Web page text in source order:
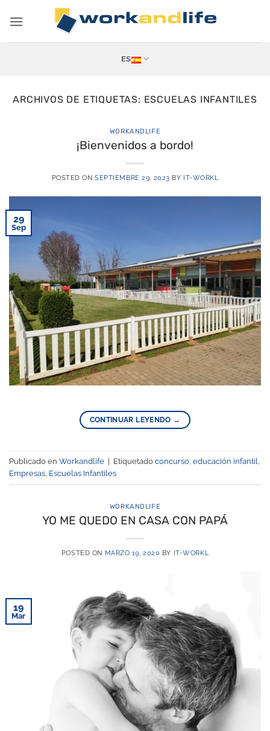
ES
ARCHIVOS DE ETIQUETAS: ESCUELAS INFANTILES
WORKANDLIFE
¡Bienvenidos a bordo!
POSTED ONSEPTIEMBRE 29, 2023 BY IT-WORKL
29
Sep
CONTINUAR LEYENDO →
Publicado en Workandlife | Etiquetado concurso educación infantil
Empresas Escuelas Infantiles
WORKANDLIFE
YO ME QUEDO EN CASA CON PAPÁ
POSTED ON MARZO 19, 2020 BY IT-WORKL
19
Mar